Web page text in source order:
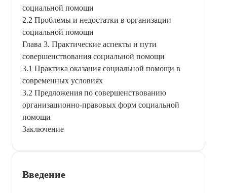
социальной помощи
2.2 Проблемы и недостатки в организации
социальной помощи
Глава 3. Практические аспекты и пути
совершенствования социальной помощи
3.1 Практика оказания социальной помощи в
современных условиях
3.2 Предложения по совершенствованию
организационно-правовых форм социальной
помощи
Заключение
Введение